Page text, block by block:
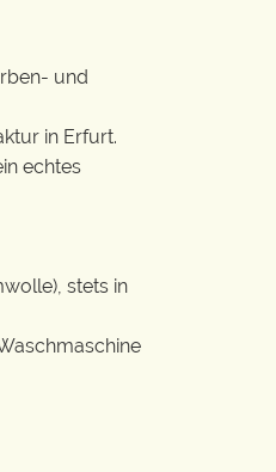
und
in Erfurt.
echtes
stets in